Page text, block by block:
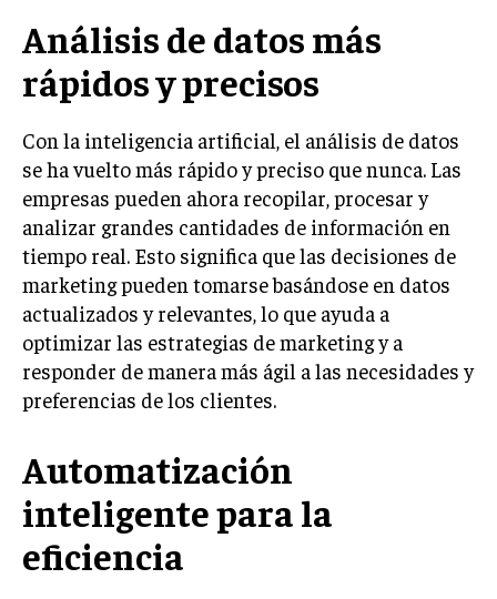
INVESTIGACIÓN DE MERCADO
ANÁLISIS DE COMPETENCIA
EMPRENDIMIENTO
INNOVACIÓN EMPRESARIAL
GESTIÓN DEL CAMBIO
HABILIDADES DIRECTIVAS
EMPRENDIMIENTO
PLANIFICACIÓN EMPRESARIAL
FINANZAS Y CONTABILIDAD
GESTIÓN DE RECURSOS FINANCIEROS
INVERSIONES Y MERCADOS FINANCIEROS
Análisis de datos más
rápidos y precisos
Con la inteligencia artificial, el análisis de datos
se ha vuelto más rápido y preciso que nunca. Las
empresas pueden ahora recopilar, procesar y
analizar grandes cantidades de información en
tiempo real. Esto significa que las decisiones de
marketing pueden tomarse basándose en datos
actualizados y relevantes, lo que ayuda a
optimizar las estrategias de marketing y a
responder de manera más ágil a las necesidades y
preferencias de los clientes.
Automatización
inteligente para la
eficiencia